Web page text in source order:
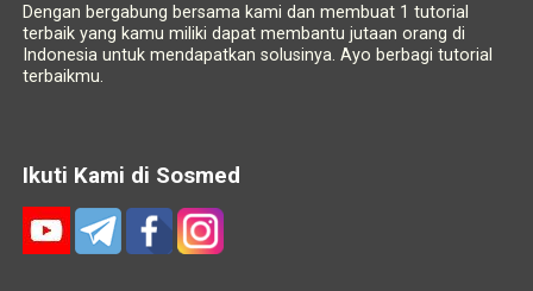
Dengan bergabung bersama kami dan membuat 1 tutorial
terbaik yang kamu miliki dapat membantu jutaan orang di
Indonesia untuk mendapatkan solusinya. Ayo berbagi tutorial
terbaikmu.
Ikuti Kami di Sosmed